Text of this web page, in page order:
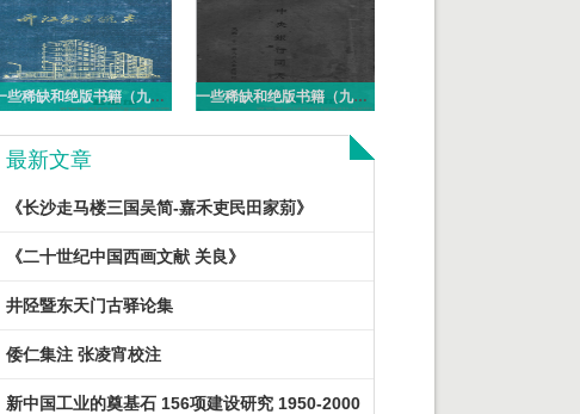
一些稀缺和绝版书籍（九十一）PDF电子版 一些稀缺和绝版书籍（九十）PDF电子版
最新文章
《长沙走马楼三国吴简-嘉禾吏民田家莂》
《二十世纪中国西画文献 关良》
井陉暨东天门古驿论集
倭仁集注 张凌宵校注
新中国工业的奠基石 156项建设研究 1950-2000